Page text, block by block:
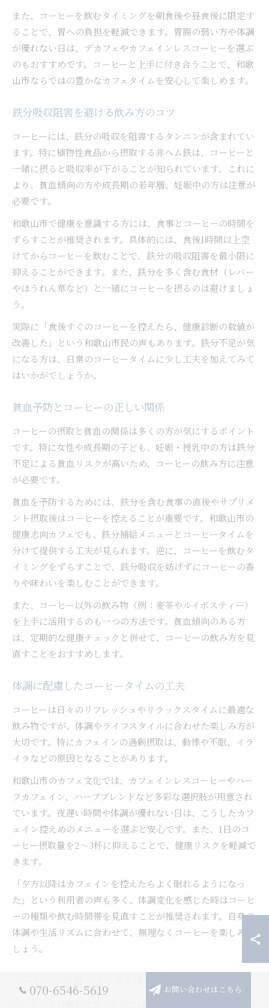
また、コーヒーを飲むタイミングを朝食後や昼食後に限定す
ることで、胃への負担を軽減できます。胃腸の弱い方や体調
が優れない日は、デカフェやカフェインレスコーヒーを選ぶ
のもおすすめです。コーヒーと上手に付き合うことで、和歌
山市ならではの豊かなカフェタイムを安心して楽しめます。
鉄分吸収阻害を避ける飲み方のコツ
コーヒーには、鉄分の吸収を阻害するタンニンが含まれてい
ます。特に植物性食品から摂取する非ヘム鉄は、コーヒーと
一緒に摂ると吸収率が下がることが知られています。これに
より、貧血傾向の方や成長期の若年層、妊娠中の方は注意が
必要です。
和歌山市で健康を意識する方には、食事とコーヒーの時間を
ずらすことが推奨されます。具体的には、食後1時間以上空
けてからコーヒーを飲むことで、鉄分の吸収阻害を最小限に
抑えることができます。また、鉄分を多く含む食材（レバー
やほうれん草など）と一緒にコーヒーを摂るのは避けましょ
う。
実際に「食後すぐのコーヒーを控えたら、健康診断の数値が
改善した」という和歌山市民の声もあります。鉄分不足が気
になる方は、日常のコーヒータイムに少し工夫を加えてみて
はいかがでしょうか。
貧血予防とコーヒーの正しい関係
コーヒーの摂取と貧血の関係は多くの方が気にするポイント
です。特に女性や成長期の子ども、妊娠・授乳中の方は鉄分
不足による貧血リスクが高いため、コーヒーの飲み方に注意
が必要です。
貧血を予防するためには、鉄分を含む食事の直後やサプリメ
ント摂取後はコーヒーを控えることが重要です。和歌山市の
健康志向カフェでも、鉄分補給メニューとコーヒータイムを
分けて提供する工夫が見られます。逆に、コーヒーを飲むタ
イミングをずらすことで、鉄分吸収を妨げずにコーヒーの香
りや味わいを楽しむことができます。
また、コーヒー以外の飲み物（例：麦茶やルイボスティー）
を上手に活用するのも一つの方法です。貧血傾向のある方
は、定期的な健康チェックと併せて、コーヒーの飲み方を見
直すことをおすすめします。
体調に配慮したコーヒータイムの工夫
コーヒーは日々のリフレッシュやリラックスタイムに最適な
飲み物ですが、体調やライフスタイルに合わせた楽しみ方が
大切です。特にカフェインの過剰摂取は、動悸や不眠、イラ
イラなどの原因となることがあります。
和歌山市のカフェ文化では、カフェインレスコーヒーやハー
フカフェイン、ハーブブレンドなど多彩な選択肢が用意され
ています。夜遅い時間や体調が優れない日は、こうしたカフ
ェイン控えめのメニューを選ぶと安心です。また、1日のコ
ーヒー摂取量を2〜3杯に抑えることで、健康リスクを軽減で
きます。
「夕方以降はカフェインを控えたらよく眠れるようになっ
た」という利用者の声も多く、体調変化を感じた時はコーヒ
ーの種類や飲む時間帯を見直すことが推奨されます。自身の
体調や生活リズムに合わせて、無理なくコーヒーを楽しみま
しょう。
070-6546-5619 お問い合わせはこちら